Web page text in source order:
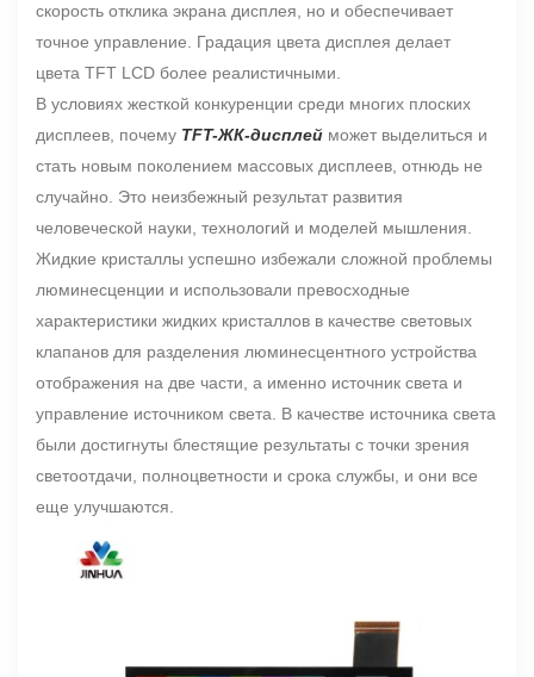
скорость отклика экрана дисплея, но и обеспечивает
точное управление. Градация цвета дисплея делает
цвета TFT LCD более реалистичными.
В условиях жесткой конкуренции среди многих плоских
дисплеев, почему TFT-ЖК-дисплей может выделиться и
стать новым поколением массовых дисплеев, отнюдь не
случайно. Это неизбежный результат развития
человеческой науки, технологий и моделей мышления.
Жидкие кристаллы успешно избежали сложной проблемы
люминесценции и использовали превосходные
характеристики жидких кристаллов в качестве световых
клапанов для разделения люминесцентного устройства
отображения на две части, а именно источник света и
управление источником света. В качестве источника света
были достигнуты блестящие результаты с точки зрения
светоотдачи, полноцветности и срока службы, и они все
еще улучшаются.